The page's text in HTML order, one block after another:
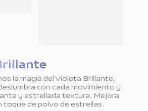
la magia del Violeta Brillante,
con cada movimiento y
y estrellada textura. Mejora
toque de polvo de estrellas.